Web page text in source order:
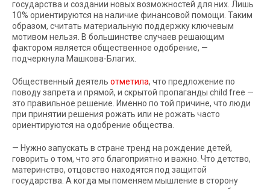
государства и создании новых возможностей для них. Лишь
10% ориентируются на наличие финансовой помощи. Таким
образом, считать материальную поддержку ключевым
мотивом нельзя. В большинстве случаев решающим
фактором является общественное одобрение, —
подчеркнула Машкова-Благих.
Общественный деятель отметила, что предложение по
поводу запрета и прямой, и скрытой пропаганды child free —
это правильное решение. Именно по той причине, что люди
при принятии решения рожать или не рожать часто
ориентируются на одобрение общества.
— Нужно запускать в стране тренд на рождение детей,
говорить о том, что это благоприятно и важно. Что детство,
материнство, отцовство находятся под защитой
государства. А когда мы поменяем мышление в сторону